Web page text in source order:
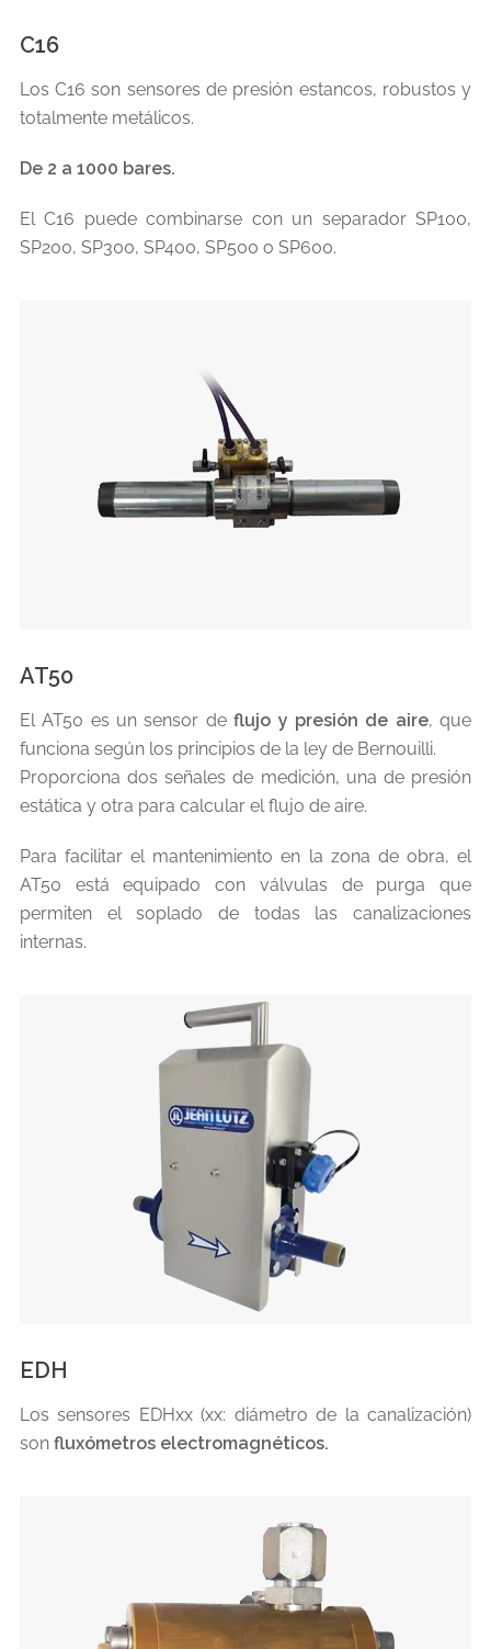
C16
Los C16 son sensores de presión estancos, robustos y
totalmente metálicos.
De 2 a 1000 bares.
El C16 puede combinarse con un separador SP100,
SP200, SP300, SP400, SP500 o SP600.
AT50
El AT50 es un sensor deflujo y presión de aire, que
funciona según los principios de la ley de Bernouilli.
Proporciona dos señales de medición, una de presión
estática y otra para calcular el flujo de aire.
Para facilitar el mantenimiento en la zona de obra, el
AT50 está equipado con válvulas de purga que
permiten el soplado de todas las canalizaciones
internas.
EDH
Los sensores EDHxx (xx: diámetro de la canalización)
son fluxómetros electromagnéticos.